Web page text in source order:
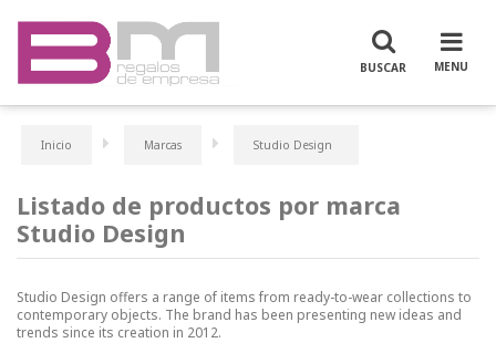
Inicio Marcas Studio Design
Listado de productos por marca
Studio Design
Studio Design offers a range of items from ready-to-wear collections to
contemporary objects. The brand has been presenting new ideas and
trends since its creation in 2012.